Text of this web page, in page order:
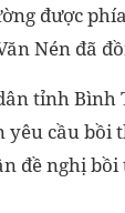
được
Nén đã
tỉnh
cầu bồi
đề nghị